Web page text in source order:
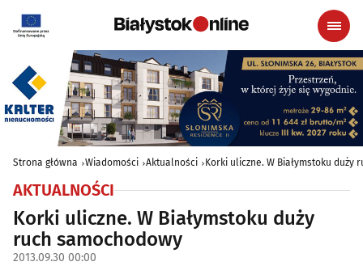
Strona główna Wiadomości Aktualności Korki uliczne. W Białymstoku duży
AKTUALNOŚCI
Korki uliczne. W Białymstoku duży
ruch samochodowy
2013.09.30 00:00